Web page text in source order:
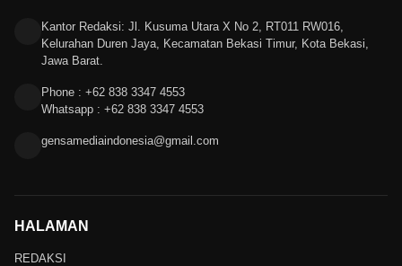
Kantor Redaksi: Jl. Kusuma Utara X No 2, RT011 RW016,
Kelurahan Duren Jaya, Kecamatan Bekasi Timur, Kota Bekasi,
Jawa Barat.
Phone : +62 838 3347 4553
Whatsapp : +62 838 3347 4553
gensamediaindonesia@gmail.com
HALAMAN
REDAKSI